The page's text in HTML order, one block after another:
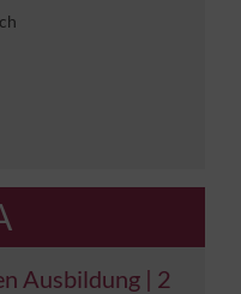
Ausbildung | 2